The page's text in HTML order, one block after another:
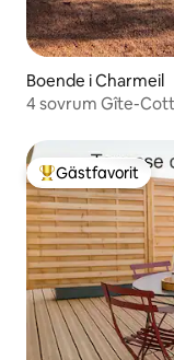
Boende i Charmeil
4 sovrum Gîte-
Populär
Gästfavorit